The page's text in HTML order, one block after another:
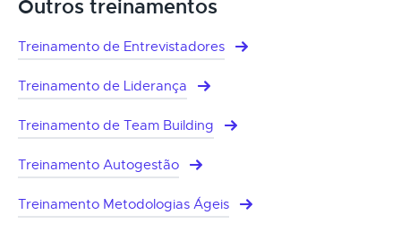
Outros treinamentos
Treinamento de Entrevistadores
Treinamento de Liderança
Treinamento de Team Building
Treinamento Autogestão
Treinamento Metodologias Ágeis